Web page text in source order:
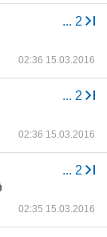
... 2
02:36 15.03.2016
... 2
02:36 15.03.2016
... 2
02:35 15.03.2016